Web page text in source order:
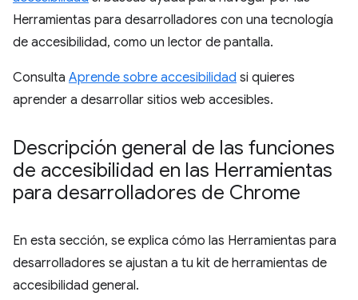
Herramientas para desarrolladores con una tecnología
de accesibilidad, como un lector de pantalla.
Consulta Aprende sobre accesibilidad si quieres
aprender a desarrollar sitios web accesibles.
Descripción general de las funciones
de accesibilidad en las Herramientas
para desarrolladores de Chrome
En esta sección, se explica cómo las Herramientas para
desarrolladores se ajustan a tu kit de herramientas de
accesibilidad general.